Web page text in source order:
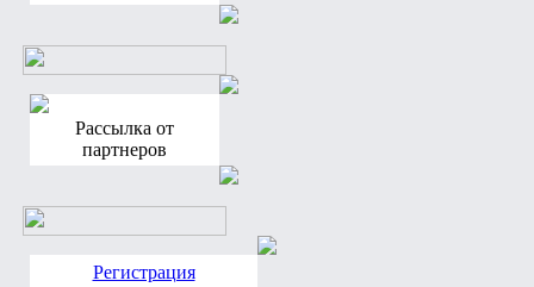
Рассылка от
партнеров
Регистрация